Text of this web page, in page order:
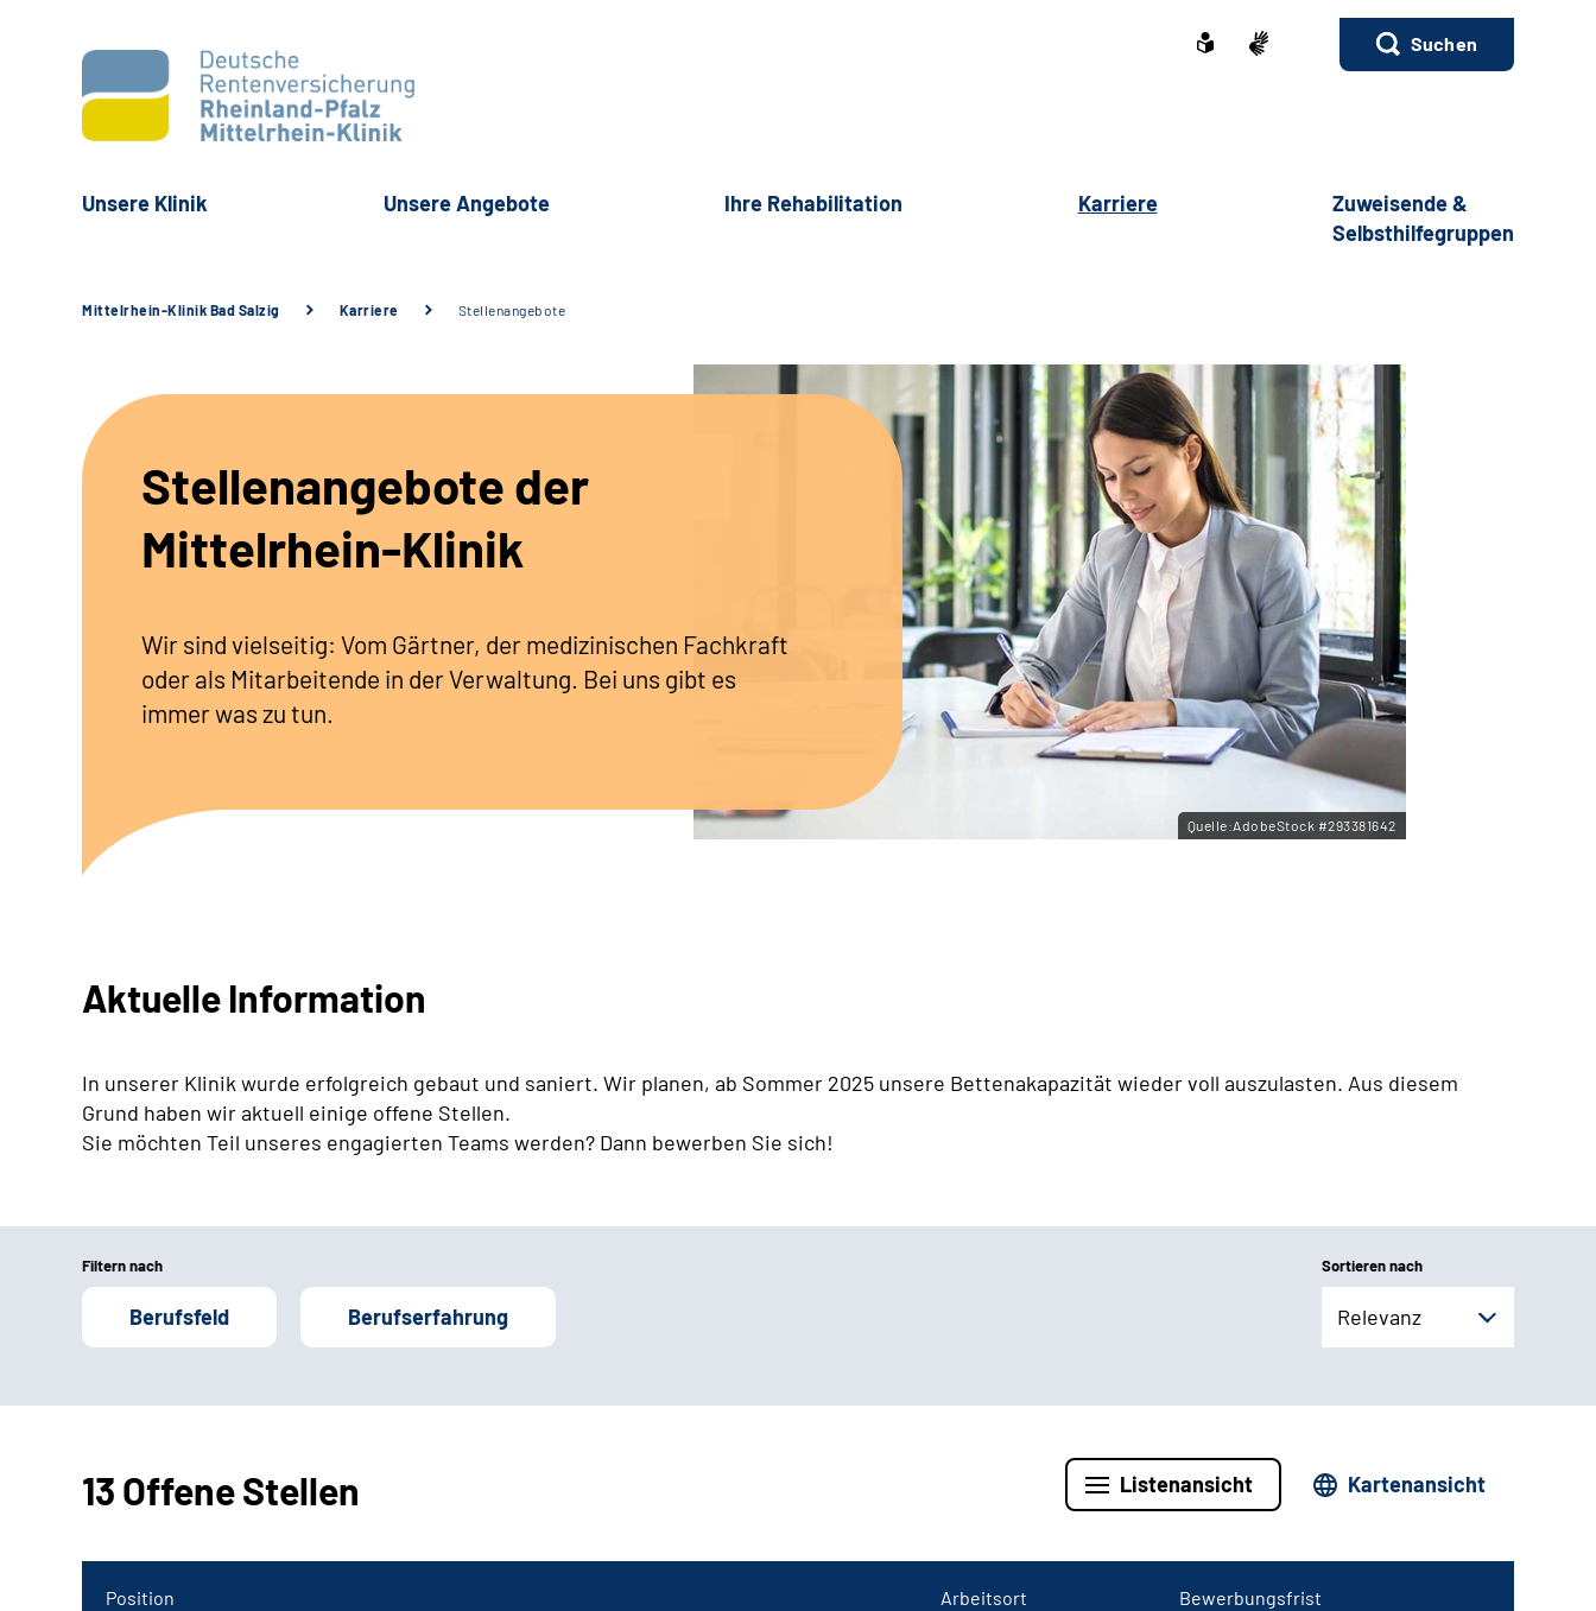
Suchen
Unsere Klinik Unsere Angebote Ihre Rehabilitation Karriere
Zuweisende &
Selbsthilfegruppen
Mittelrhein-Klinik Bad Salzig Karriere Stellenangebote
Stellenangebote der
Mittelrhein-Klinik
Wir sind vielseitig: Vom Gärtner, der medizinischen Fachkraft
oder als Mitarbeitende in der Verwaltung. Bei uns gibt es
immer was zu tun.
Quelle:AdobeStock #293381642
Aktuelle Information
In unserer Klinik wurde erfolgreich gebaut und saniert. Wir planen, ab Sommer 2025 unsere Bettenakapazität wieder voll auszulasten. Aus diesem
Grund haben wir aktuell einige offene Stellen.
Sie möchten Teil unseres engagierten Teams werden? Dann bewerben Sie sich!
Filtern nach
Berufsfeld Berufserfahrung
Sortieren nach
Relevanz
13 Offene Stellen Listenansicht Kartenansicht
Position Arbeitsort Bewerbungsfrist